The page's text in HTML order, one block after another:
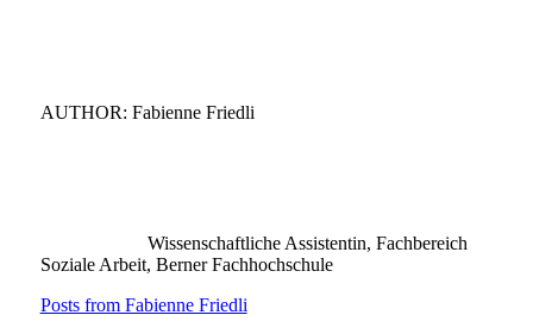
AUTHOR: Fabienne Friedli
Wissenschaftliche Assistentin, Fachbereich
Soziale Arbeit, Berner Fachhochschule
Posts from Fabienne Friedli